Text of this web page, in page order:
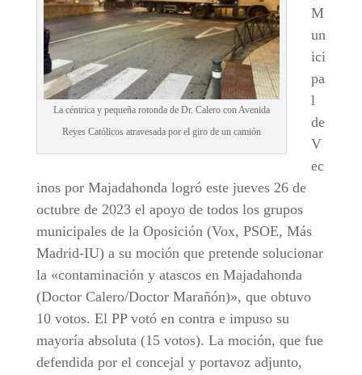
La céntrica y pequeña rotonda de Dr. Calero con Avenida
Reyes Católicos atravesada por el giro de un camión
M
un
ici
pa
l
de
V
ec
inos por Majadahonda logró este jueves 26 de
octubre de 2023 el apoyo de todos los grupos
municipales de la Oposición (Vox, PSOE, Más
Madrid-IU) a su moción que pretende solucionar
la «contaminación y atascos en Majadahonda
(Doctor Calero/Doctor Marañón)», que obtuvo
10 votos. El PP votó en contra e impuso su
mayoría absoluta (15 votos). La moción, que fue
defendida por el concejal y portavoz adjunto,